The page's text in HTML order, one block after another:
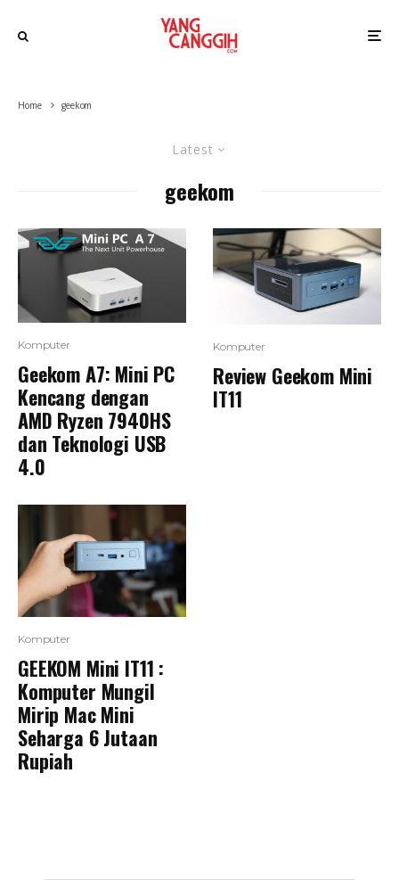
Home geekom
Latest
geekom
Komputer
Geekom A7: Mini PC
Kencang dengan
AMD Ryzen 7940HS
dan Teknologi USB
4.0
Komputer
GEEKOM Mini IT11 :
Komputer Mungil
Mirip Mac Mini
Seharga 6 Jutaan
Rupiah
Komputer
Review Geekom Mini
IT11